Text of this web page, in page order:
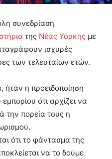
συνεδρίαση
της Νέας Υόρκης με
ισχυρές
των τελευταίων ετών.
ήταν η προειδοποίηση
ότι αρχίζει να
την πορεία τους η
ότι το φάντασμα της
να το δούμε